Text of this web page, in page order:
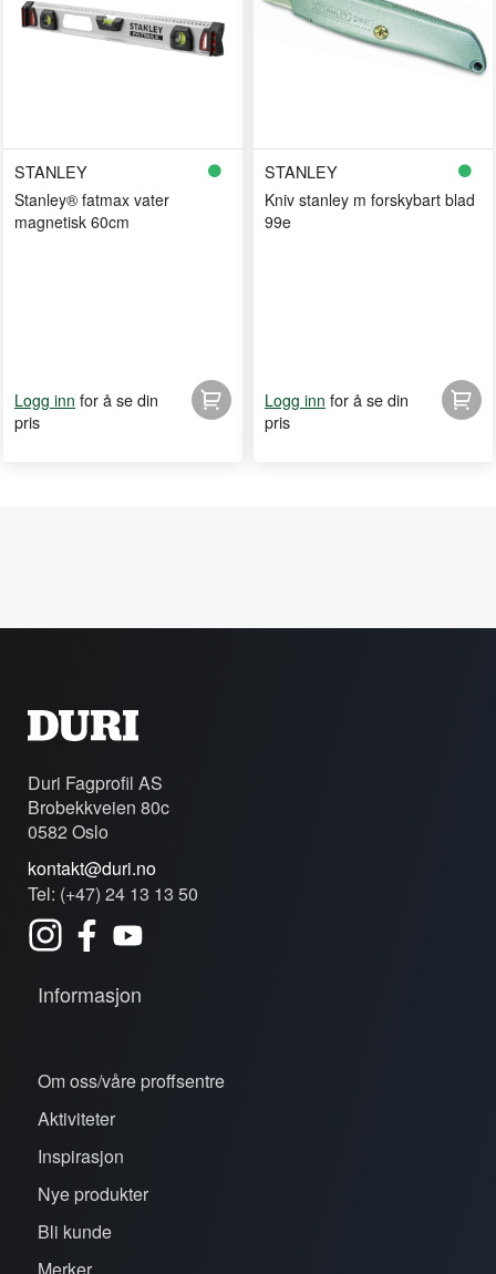
STANLEY
Stanley® fatmax vater
magnetisk 60cm
Logg inn for å se din
pris
STANLEY
Kniv stanley m forskybart blad
99e
Logg inn for å se din
pris
Duri Fagprofil AS
Brobekkveien 80c
0582 Oslo
kontakt@duri.no
Tel: (+47) 24 13 13 50
Informasjon
Om oss/våre proffsentre
Aktiviteter
Inspirasjon
Nye produkter
Bli kunde